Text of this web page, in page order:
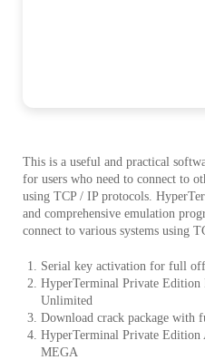
This is a useful and practical
for users who need to connect to
using TCP / IP protocols.
and comprehensive emulation
connect to various systems using
Serial key activation for full
HyperTerminal Private Edition
Unlimited
Download crack package with
HyperTerminal Private Edition
MEGA